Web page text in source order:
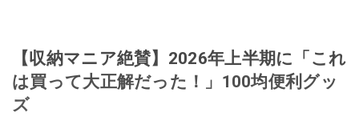
【収納マニア絶賛】2026年上半期に「これ
は買って大正解だった！」100均便利グッ
ズ